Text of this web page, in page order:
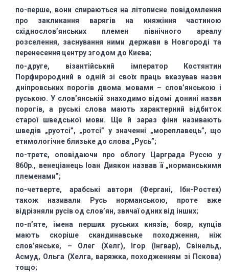
по-перше, вони спираються на літописне повідомлення
про закликання варягів на княжіння частиною
східнослов’янських племен північного ареалу
розселення, заснування ними держави в Новгороді та
перенесення центру згодом до Києва;
по-друге, візантійський імператорКостянтин
Порфирородний в одній зі своїх праць вказував назви
дніпровських порогів двома мовами – слов’янською і
руською. У слов’янській знаходимо відомі донині назви
порогів, а руські слова мають характерний відбиток
староїшведської мови. Ще й зараз фіни називають
шведів „руотсі”, „ротсі” у значенні „мореплавець”, що
етимологічне близьке до слова „Русь”;
по-третє, оповідаючи про облогу Царграда Руссю у
860р., венеціанець Іоан Диякон назвав її „норманськими
племенами”;
по-четверте, арабські автори (Фергані, Ібн-Ростех)
також називали Русь норманською, проте вже
відрізняли русів од слов’ян, звичаї одних від інших;
по-п’яте, імена перших руських князів, бояр, купців
мають скоріше скандинавське походження, ніж
слов’янське, – Олег (Хелг), Ігор (Інгвар), Свінельд,
Асмуд, Ольга (Хелга, варяжка, походженням зі Пскова)
тощо;